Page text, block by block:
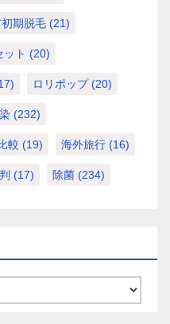
期脱毛 (21)
ト (20)
ロリポップ(20)
(232)
較 (19) 海外旅行 (16)
(17) 除菌 (234)